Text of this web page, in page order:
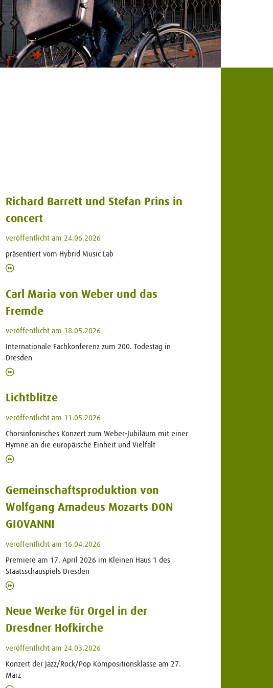
Richard Barrett und Stefan Prins in
concert
veröffentlicht am 24.06.2026
präsentiert vom Hybrid Music Lab
Carl Maria von Weber und das
Fremde
veröffentlicht am 18.05.2026
Internationale Fachkonferenz zum 200. Todestag in
Dresden
Lichtblitze
veröffentlicht am 11.05.2026
Chorsinfonisches Konzert zum Weber-Jubiläum mit einer
Hymne an die europäische Einheit und Vielfalt
Gemeinschaftsproduktion von
Wolfgang Amadeus Mozarts DON
GIOVANNI
veröffentlicht am 16.04.2026
Premiere am 17. April 2026 im Kleinen Haus 1 des
Staatsschauspiels Dresden
Neue Werke für Orgel in der
Dresdner Hofkirche
veröffentlicht am 24.03.2026
Konzert der Jazz/Rock/Pop Kompositionsklasse am 27.
März